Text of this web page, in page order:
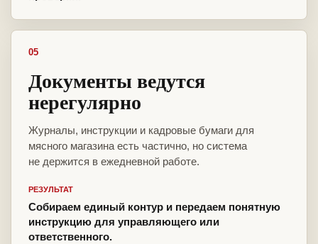
05
Документы ведутся
нерегулярно
Журналы, инструкции и кадровые бумаги для
мясного магазина есть частично, но система
не держится в ежедневной работе.
РЕЗУЛЬТАТ
Собираем единый контур и передаем понятную
инструкцию для управляющего или
ответственного.